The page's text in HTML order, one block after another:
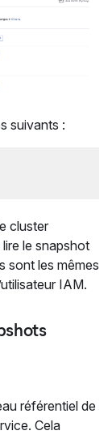
suivants :
cluster
le snapshot
sont les mêmes
IAM.
référentiel de
Cela